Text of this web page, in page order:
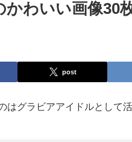
かわいい画像30
post
はグラビアアイドルとして